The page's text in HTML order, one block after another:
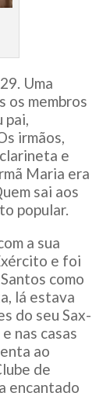
Uma
os membros
pai,
irmãos,
e
Maria era
sai aos
popular.
a sua
e foi
como
lá estava
do seu Sax-
nas casas
ao
de
encantado